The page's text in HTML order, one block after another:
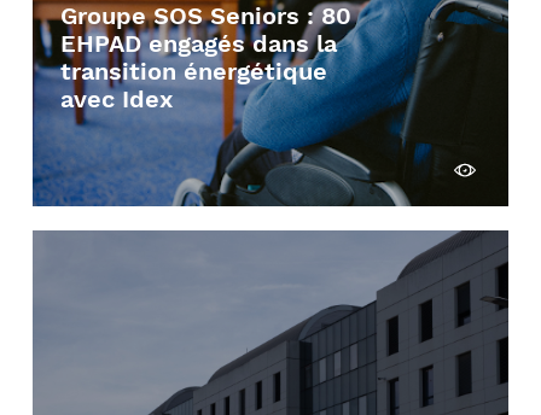
Groupe SOS Seniors : 80
EHPAD engagés dans la
transition énergétique
avec Idex
Découvrir